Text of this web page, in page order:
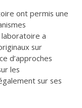
ont permis une
laboratoire a
sur
d’approches
les
sur ses